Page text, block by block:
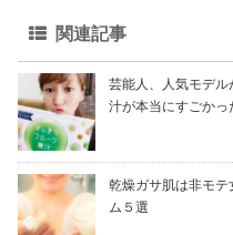
関連記事
芸能人、人気モデ
汁が本当にすごかっ
乾燥ガサ肌は非モ
ム５選